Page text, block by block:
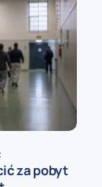
za pobyt